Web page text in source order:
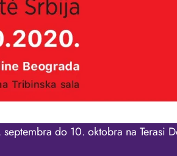
do 10. oktobra na Terasi